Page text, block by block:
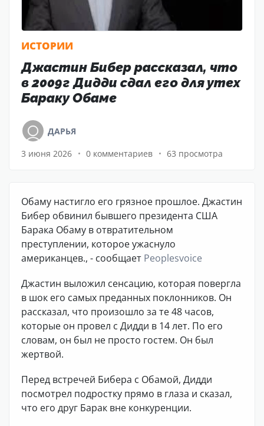
ИСТОРИИ
Джастин Бибер рассказал, что
в 2009г Дидди сдал его для утех
Бараку Обаме
ДАРЬЯ
3 июня 2026
0 комментариев 63 просмотра
Обаму настигло его грязное прошлое. Джастин
Бибер обвинил бывшего президента США
Барака Обаму в отвратительном
преступлении, которое ужаснуло
американцев., - сообщает Peoplesvoice
Джастин выложил сенсацию, которая повергла
в шок его самых преданных поклонников. Он
рассказал, что произошло за те 48 часов,
которые он провел с Дидди в 14 лет. По его
словам, он был не просто гостем. Он был
жертвой.
Перед встречей Бибера с Обамой, Дидди
посмотрел подростку прямо в глаза и сказал,
что его друг Барак вне конкуренции.